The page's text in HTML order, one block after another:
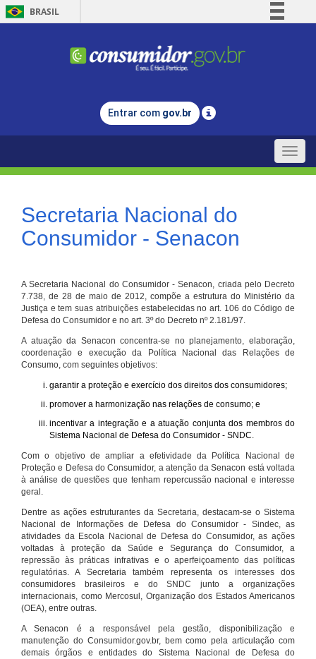
BRASIL
Comunica BR
Legislação
Entrar com gov.br
Toggle
Secretaria Nacional do
Consumidor - Senacon
A Secretaria Nacional do Consumidor - Senacon, criada pelo Decreto
7.738, de 28 de maio de 2012, compõe a estrutura do Ministério da
Justiça e tem suas atribuições estabelecidas no art. 106 do Código de
Defesa do Consumidor e no art. 3º do Decreto nº 2.181/97.
A atuação da Senacon concentra-se no planejamento, elaboração,
coordenação e execução da Política Nacional das Relações de
Consumo, com seguintes objetivos:
garantir a proteção e exercício dos direitos dos consumidores;
promover a harmonização nas relações de consumo; e
incentivar a integração e a atuação conjunta dos membros do
Sistema Nacional de Defesa do Consumidor - SNDC.
Com o objetivo de ampliar a efetividade da Política Nacional de
Proteção e Defesa do Consumidor, a atenção da Senacon está voltada
à análise de questões que tenham repercussão nacional e interesse
geral.
Dentre as ações estruturantes da Secretaria, destacam-se o Sistema
Nacional de Informações de Defesa do Consumidor - Sindec, as
atividades da Escola Nacional de Defesa do Consumidor, as ações
voltadas à proteção da Saúde e Segurança do Consumidor, a
repressão às práticas infrativas e o aperfeiçoamento das políticas
regulatórias. A Secretaria também representa os interesses dos
consumidores brasileiros e do SNDC junto a organizações
internacionais, como Mercosul, Organização dos Estados Americanos
(OEA), entre outras.
A Senacon é a responsável pela gestão, disponibilização e
manutenção do Consumidor.gov.br, bem como pela articulação com
demais órgãos e entidades do Sistema Nacional de Defesa do